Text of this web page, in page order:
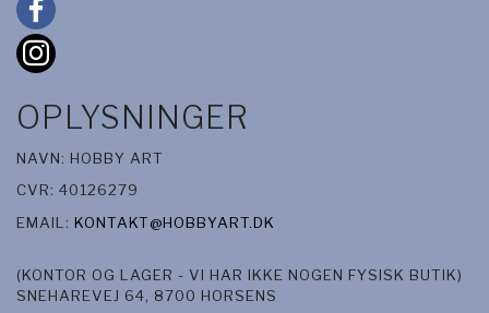
OPLYSNINGER
NAVN: HOBBY ART
CVR: 40126279
EMAIL: KONTAKT@HOBBYART.DK
(KONTOR OG LAGER - VI HAR IKKE NOGEN FYSISK BUTIK)
SNEHAREVEJ 64, 8700 HORSENS